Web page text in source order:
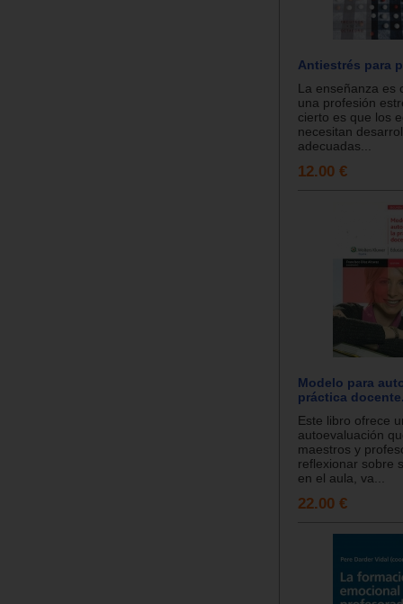
Antiestrés para
La enseñanza es
una profesión
cierto es que los
necesitan
adecuadas...
12.00 €
Modelo para
práctica
Este libro ofrece
autoevaluación
maestros y
reflexionar sobre
en el aula, va...
22.00 €